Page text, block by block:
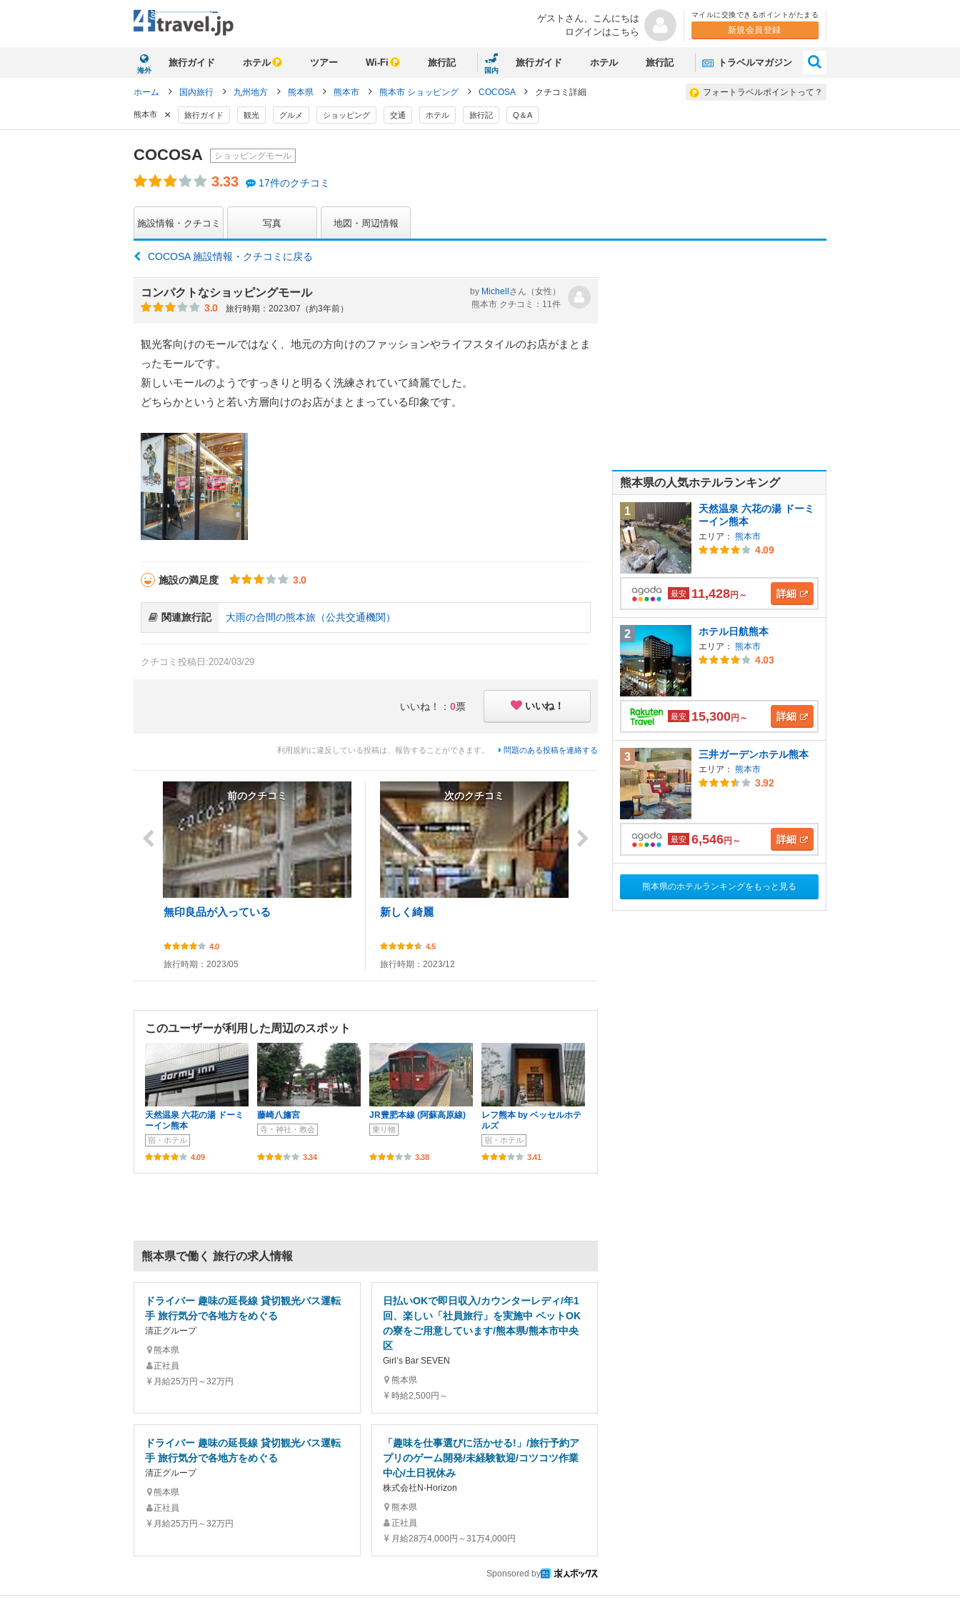
ゲストさん、 こんにちは
ログインはこちら
マイルに交換できるポイントがたまる
新規会員登録
海外
旅行ガイド ホテル ツアー Wi-Fi 旅行記
国内
旅行ガイド ホテル 旅行記 トラベルマガジン
フォートラベルポイントって？
ホーム 国内旅行 九州地方 熊本県 熊本市 熊本市 ショッピング COCOSA クチコミ詳細
熊本市 × 旅行ガイド 観光 グルメ ショッピング 交通 ホテル 旅行記 Q＆A
COCOSA ショッピングモール
3.33 17件のクチコミ
施設情報・クチコミ 写真 地図・周辺情報
COCOSA 施設情報・クチコミに戻る
コンパクトなショッピングモール
3.0 旅行時期：2023/07（約3年前）
by Michellさん （女性）
熊本市 クチコミ：11件
観光客向けのモールではなく、地元の方向けのファッションやライフスタイルのお店がまとま
ったモールです。
新しいモールのようですっきりと明るく洗練されていて綺麗でした。
どちらかというと若い方層向けのお店がまとまっている印象です。
施設の満足度 3.0
関連旅行記 大雨の合間の熊本旅（公共交通機関）
クチコミ投稿日:2024/03/29
いいね！： 0票 いいね！
利用規約に違反している投稿は、報告することができます。 問題のある投稿を連絡する
前のクチコミ
無印良品が入っている
4.0
旅行時期：2023/05
次のクチコミ
新しく綺麗
4.5
旅行時期：2023/12
このユーザーが利用した周辺のスポット
天然温泉 六花の湯 ドーミ
ーイン熊本
宿・ホテル
4.09
藤崎八旛宮
寺・神社・教会
3.34
JR豊肥本線 (阿蘇高原線)
乗り物
3.38
レフ熊本 by ベッセルホテ
ルズ
宿・ホテル
3.41
熊本県で働く 旅行の求人情報
ドライバー 趣味の延長線 貸切観光バス運転
手 旅行気分で各地方をめぐる
清正グループ
熊本県
正社員
月給25万円～32万円
日払いOKで即日収入/カウンターレディ/年1
回、楽しい「社員旅行」を実施中 ペットOK
の寮をご用意しています/熊本県/熊本市中央
区
Girl’s Bar SEVEN
熊本県
時給2,500円～
ドライバー 趣味の延長線 貸切観光バス運転
手 旅行気分で各地方をめぐる
清正グループ
熊本県
正社員
月給25万円～32万円
「趣味を仕事選びに活かせる!」/旅行予約ア
プリのゲーム開発/未経験歓迎/コツコツ作業
中心/土日祝休み
株式会社N-Horizon
熊本県
正社員
月給28万4,000円～31万4,000円
Sponsored by
熊本県の人気ホテルランキング
1
天然温泉 六花の湯 ドーミ
ーイン熊本
エリア： 熊本市
4.09
最安 11,428円～ 詳細
2 ホテル日航熊本
エリア： 熊本市
4.03
最安 15,300円～ 詳細
3 三井ガーデンホテル熊本
エリア： 熊本市
3.92
最安 6,546円～ 詳細
熊本県のホテルランキングをもっと見る